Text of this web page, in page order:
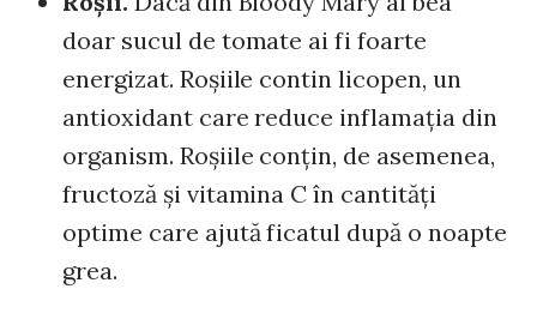
doar sucul de tomate ai fi foarte
energizat. Roşiile contin licopen, un
antioxidant care reduce inflamaţia din
organism. Roşiile conţin, de asemenea,
fructoză şi vitamina C în cantităţi
optime care ajută ficatul după o noapte
grea.